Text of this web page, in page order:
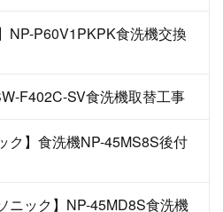
NP-P60V1PKPK食洗機交換
F402C-SV食洗機取替工事
ク】食洗機NP-45MS8S後付
ニック】NP-45MD8S食洗機